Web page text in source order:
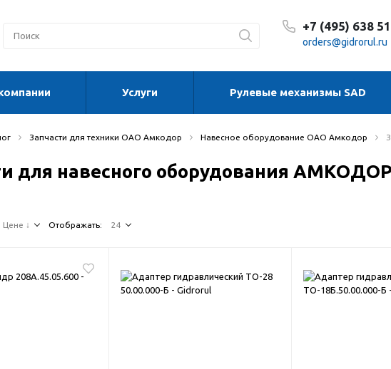
+7 (495) 638
orders@gidrorul.ru
С 8:30 до 17:30
Услуги Рулевые механизмы SAD
Запчасти для техники ОАО Амкодор Навесное оборудование ОАО Амкодор
для навесного оборудования АМКОДОР
Цене ↓ Отображать: 24